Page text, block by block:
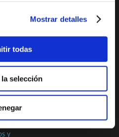
Mostrar detalles
todas
selección
del turista
y